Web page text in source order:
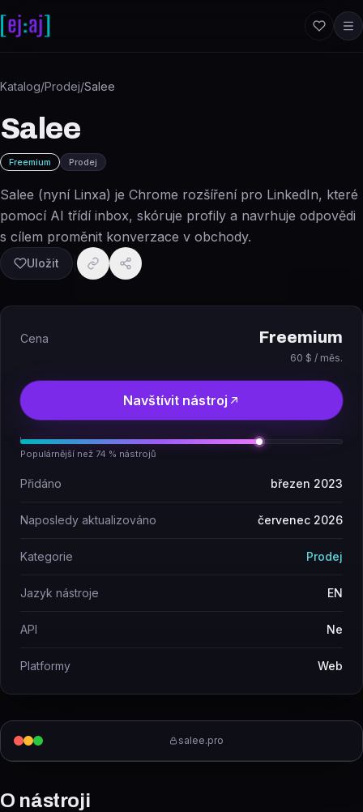
Katalog/Prodej/Salee
Salee
Freemium Prodej
Salee (nyní Linxa) je Chrome rozšíření pro LinkedIn, které
pomocí AI třídí inbox, skóruje profily a navrhuje odpovědi
s cílem proměnit konverzace v obchody.
Uložit
salee.pro
O nástroji
Cena Freemium
60 $ / měs.
Navštívit nástroj
Populárnější než 74 % nástrojů
Přidáno březen 2023
Naposledy aktualizováno červenec 2026
Kategorie Prodej
Jazyk nástroje EN
API Ne
Platformy Web